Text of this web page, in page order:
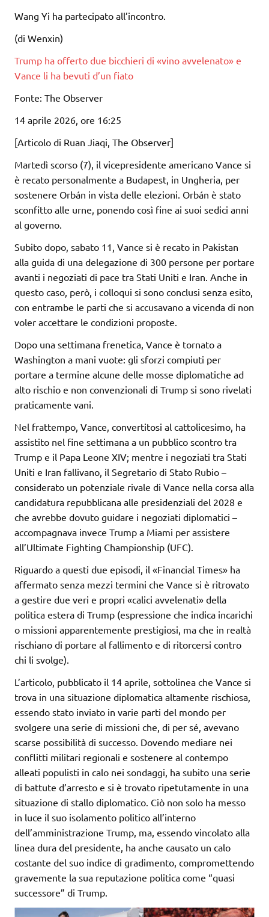
Wang Yi ha partecipato all’incontro.
(di Wenxin)
Trump ha offerto due bicchieri di «vino avvelenato» e
Vance li ha bevuti d’un fiato
Fonte: The Observer
14 aprile 2026, ore 16:25
[Articolo di Ruan Jiaqi, The Observer]
Martedì scorso (7), il vicepresidente americano Vance si
è recato personalmente a Budapest, in Ungheria, per
sostenere Orbán in vista delle elezioni. Orbán è stato
sconfitto alle urne, ponendo così fine ai suoi sedici anni
al governo.
Subito dopo, sabato 11, Vance si è recato in Pakistan
alla guida di una delegazione di 300 persone per portare
avanti i negoziati di pace tra Stati Uniti e Iran. Anche in
questo caso, però, i colloqui si sono conclusi senza esito,
con entrambe le parti che si accusavano a vicenda di non
voler accettare le condizioni proposte.
Dopo una settimana frenetica, Vance è tornato a
Washington a mani vuote: gli sforzi compiuti per
portare a termine alcune delle mosse diplomatiche ad
alto rischio e non convenzionali di Trump si sono rivelati
praticamente vani.
Nel frattempo, Vance, convertitosi al cattolicesimo, ha
assistito nel fine settimana a un pubblico scontro tra
Trump e il Papa Leone XIV; mentre i negoziati tra Stati
Uniti e Iran fallivano, il Segretario di Stato Rubio –
considerato un potenziale rivale di Vance nella corsa alla
candidatura repubblicana alle presidenziali del 2028 e
che avrebbe dovuto guidare i negoziati diplomatici –
accompagnava invece Trump a Miami per assistere
all’Ultimate Fighting Championship (UFC).
Riguardo a questi due episodi, il «Financial Times» ha
affermato senza mezzi termini che Vance si è ritrovato
a gestire due veri e propri «calici avvelenati» della
politica estera di Trump (espressione che indica incarichi
o missioni apparentemente prestigiosi, ma che in realtà
rischiano di portare al fallimento e di ritorcersi contro
chi li svolge).
L’articolo, pubblicato il 14 aprile, sottolinea che Vance si
trova in una situazione diplomatica altamente rischiosa,
essendo stato inviato in varie parti del mondo per
svolgere una serie di missioni che, di per sé, avevano
scarse possibilità di successo. Dovendo mediare nei
conflitti militari regionali e sostenere al contempo
alleati populisti in calo nei sondaggi, ha subito una serie
di battute d’arresto e si è trovato ripetutamente in una
situazione di stallo diplomatico. Ciò non solo ha messo
in luce il suo isolamento politico all’interno
dell’amministrazione Trump, ma, essendo vincolato alla
linea dura del presidente, ha anche causato un calo
costante del suo indice di gradimento, compromettendo
gravemente la sua reputazione politica come “quasi
successore” di Trump.